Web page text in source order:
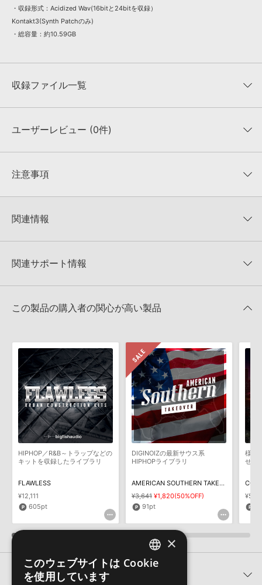
・収録形式：Acidized Wav(16bitと24bitを収録）
Kontakt3(Synth Patchのみ)
・総容量：約10.59GB
収録ファイル一覧
収録ファイル一覧
ユーザーレビュー (0件)
★★★★★
★5
★4
★1
0%
注意事項
KONTAKTフォーマットは、
でお使いいただけます。無償版のKONTAKT PLAYERではお使いい
4GBを超えるデータに関するご注意：
FAT32でフォーマットされた
きます際には、NTFSやHFS＋でフォーマットされたHDDをご用意
いただく必要がございます。
知らせするメールの2通が送信されます。メールに記載されており
ます説明に沿って、製品のダウンロード／導入を行って下さい。
サンプルパック製品には、原則として日本語版操作マニュアルをご
用意しておりません。ご購入後のご不明点や詳細に関するお問い合
わせなどはテクニカルサポート
までご連絡ください。
デモソングは、製品収録サウンドを使ってできることを紹介するた
めのデモンストレーション用の楽曲です。原則として、デモソング
そのものをお使いいただくことはできません。また、デモソングを
構成する全てのサウンドが、サンプルパックに含まれていることを
保証するものではありません。
関連情報
THE CRATE： ULTIMATE URBAN SAMPLESのサポート情報
関連サポート情報
品）
マークのついた情報は、該当する製品のご購入ユーザー様専用となって
おります。ご覧頂くには、該当する製品をご購入頂く必要がございます。
THE CRATE： ULTIMATE URBAN SAMPLESのサポート情報
この製品の購入者の関心が高い製品
HIPHOP／R&B～トラップなどの
キットを収録したライブラリ
FLAWLESS
¥12,111
605pt
DIGINOIZの最新サウス系
HIPHOPライブラリ
AMERICAN SOUTHERN TAKEOVER
¥3,641 ¥1,820(50%OFF)
91pt
様々
せた
関連製品
ENGLISH
×
このウェブサイトは Cookie
を使用しています